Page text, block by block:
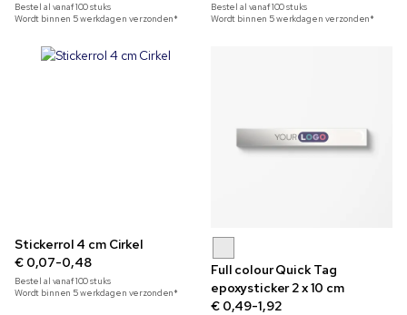
Bestel al vanaf100stuks
Wordt binnen 5 werkdagen verzonden*
Bestel al vanaf100stuks
Wordt binnen 5 werkdagen verzonden*
Stickerrol 4 cm Cirkel
€ 0,07-0,48
Bestel al vanaf100stuks
Wordt binnen 5 werkdagen verzonden*
Full colour Quick Tag
epoxysticker 2 x 10 cm
€ 0,49-1,92